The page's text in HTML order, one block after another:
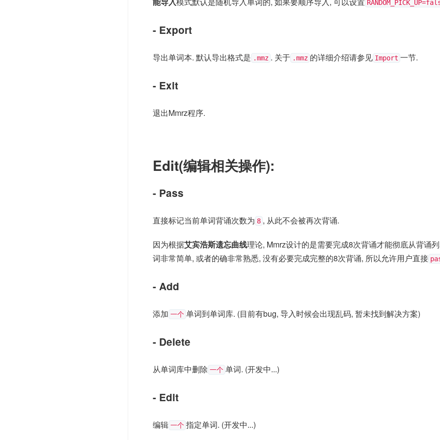
- Export
导出单词本. 默认导出格式是 .mmz . 关于 .mmz 的详细介绍请参见 Import 一节.
- Exit
退出Mmrz程序.
Edit(编辑相关操作):
- Pass
直接标记当前单词背诵次数为 8 , 从此不会被再次背诵.
因为根据艾宾浩斯遗忘曲线理论, Mmrz设计的是需要完成8次背诵才能彻底从背诵
词非常简单, 或者的确非常熟悉, 没有必要完成完整的8次背诵, 所以允许用户直接
- Add
添加 一个 单词到单词库. (目前有bug, 导入时候会出现乱码, 暂未找到解决方案)
- Delete
从单词库中删除 一个 单词. (开发中...)
- Edit
编辑 一个 指定单词. (开发中...)